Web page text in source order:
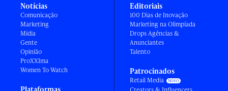
Notícias
Comunicação
Marketing
Mídia
Gente
Opinião
ProXXIma
Women To Watch
Plataformas
Editoriais
100 Dias de Inovação
Marketing na Olimpíada
Drops Agências &
Anunciantes
Talento
Patrocinados
Retail Media